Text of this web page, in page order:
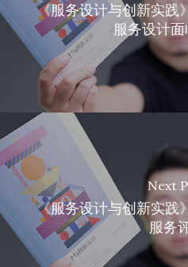
《服务设计与创新实践
服务设计
Next
《服务设计与创新实践
服务